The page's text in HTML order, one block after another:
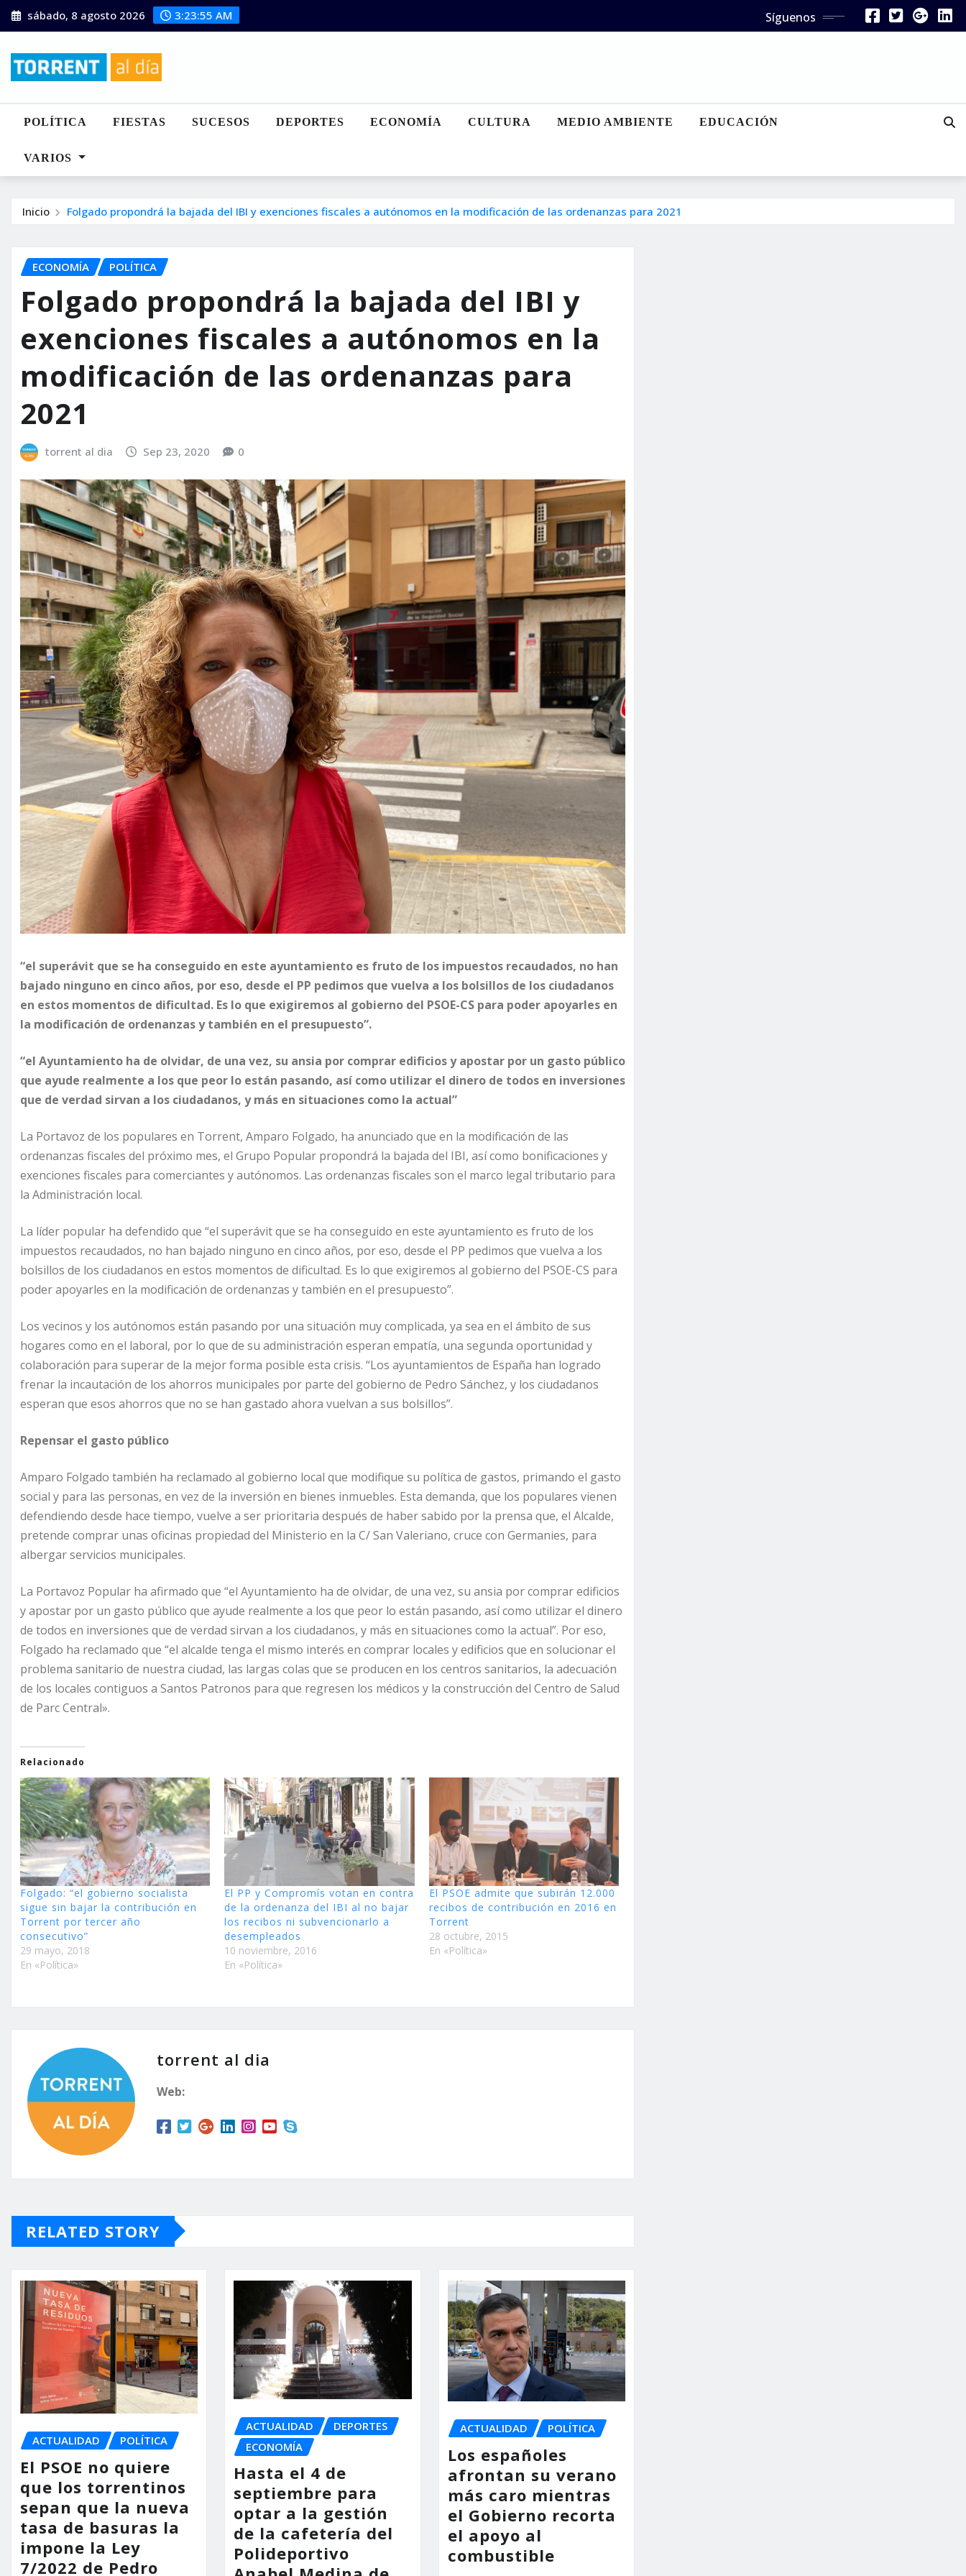
Saltar
al
sábado, 8 agosto 2026 3:23:57 AM Síguenos
POLÍTICA FIESTAS SUCESOS DEPORTES ECONOMÍA CULTURA MEDIO AMBIENTE EDUCACIÓN
VARIOS
Inicio Folgado propondrá la bajada del IBI y exenciones fiscales a autónomos en la modificación de las ordenanzas para 2021
ECONOMÍA POLÍTICA
Folgado propondrá la bajada del IBI y
exenciones fiscales a autónomos en la
modificación de las ordenanzas para
2021
torrent al dia Sep 23, 2020 0
“el superávit que se ha conseguido en este ayuntamiento es fruto de los impuestos recaudados, no han
bajado ninguno en cinco años, por eso, desde el PP pedimos que vuelva a los bolsillos de los ciudadanos
en estos momentos de dificultad. Es lo que exigiremos al gobierno del PSOE-CS para poder apoyarles en
la modificación de ordenanzas y también en el presupuesto”.
“el Ayuntamiento ha de olvidar, de una vez, su ansia por comprar edificios y apostar por un gasto público
que ayude realmente a los que peor lo están pasando, así como utilizar el dinero de todos en inversiones
que de verdad sirvan a los ciudadanos, y más en situaciones como la actual”
La Portavoz de los populares en Torrent, Amparo Folgado, ha anunciado que en la modificación de las
ordenanzas fiscales del próximo mes, el Grupo Popular propondrá la bajada del IBI, así como bonificaciones y
exenciones fiscales para comerciantes y autónomos. Las ordenanzas fiscales son el marco legal tributario para
la Administración local.
La líder popular ha defendido que “el superávit que se ha conseguido en este ayuntamiento es fruto de los
impuestos recaudados, no han bajado ninguno en cinco años, por eso, desde el PP pedimos que vuelva a los
bolsillos de los ciudadanos en estos momentos de dificultad. Es lo que exigiremos al gobierno del PSOE-CS para
poder apoyarles en la modificación de ordenanzas y también en el presupuesto”.
Los vecinos y los autónomos están pasando por una situación muy complicada, ya sea en el ámbito de sus
hogares como en el laboral, por lo que de su administración esperan empatía, una segunda oportunidad y
colaboración para superar de la mejor forma posible esta crisis. “Los ayuntamientos de España han logrado
frenar la incautación de los ahorros municipales por parte del gobierno de Pedro Sánchez, y los ciudadanos
esperan que esos ahorros que no se han gastado ahora vuelvan a sus bolsillos”.
Repensar el gasto público
Amparo Folgado también ha reclamado al gobierno local que modifique su política de gastos, primando el gasto
social y para las personas, en vez de la inversión en bienes inmuebles. Esta demanda, que los populares vienen
defendiendo desde hace tiempo, vuelve a ser prioritaria después de haber sabido por la prensa que, el Alcalde,
pretende comprar unas oficinas propiedad del Ministerio en la C/ San Valeriano, cruce con Germanies, para
albergar servicios municipales.
La Portavoz Popular ha afirmado que “el Ayuntamiento ha de olvidar, de una vez, su ansia por comprar edificios
y apostar por un gasto público que ayude realmente a los que peor lo están pasando, así como utilizar el dinero
de todos en inversiones que de verdad sirvan a los ciudadanos, y más en situaciones como la actual”. Por eso,
Folgado ha reclamado que “el alcalde tenga el mismo interés en comprar locales y edificios que en solucionar el
problema sanitario de nuestra ciudad, las largas colas que se producen en los centros sanitarios, la adecuación
de los locales contiguos a Santos Patronos para que regresen los médicos y la construcción del Centro de Salud
de Parc Central».
Relacionado
Folgado: “el gobierno socialista
sigue sin bajar la contribución en
Torrent por tercer año
consecutivo”
29 mayo, 2018
En «Política»
El PP y Compromís votan en contra
de la ordenanza del IBI al no bajar
los recibos ni subvencionarlo a
desempleados
10 noviembre, 2016
En «Política»
El PSOE admite que subirán 12.000
recibos de contribución en 2016 en
Torrent
28 octubre, 2015
En «Política»
torrent al dia
Web:
RELATED STORY
ACTUALIDAD POLÍTICA
El PSOE no quiere
que los torrentinos
sepan que la nueva
tasa de basuras la
impone la Ley
7/2022 de Pedro
ACTUALIDAD
DEPORTES
ECONOMÍA
Hasta el 4 de
septiembre para
optar a la gestión
de la cafetería del
Polideportivo
ACTUALIDAD POLÍTICA
Los españoles
afrontan su verano
más caro mientras
el Gobierno recorta
el apoyo al
combustible